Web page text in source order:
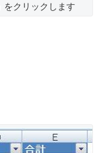
をクリックします